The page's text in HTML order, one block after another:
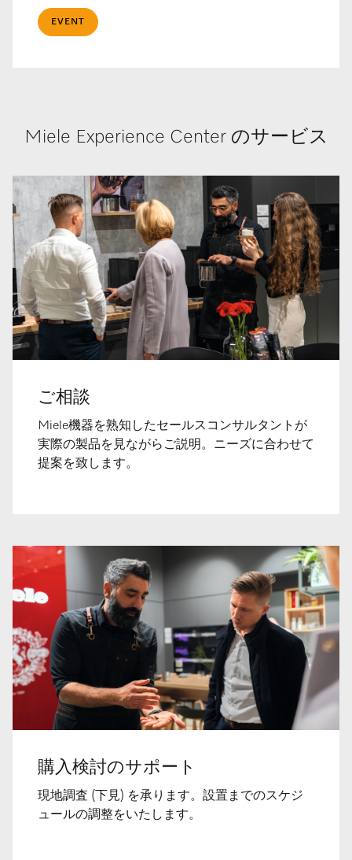
EVENT
Miele Experience Center のサービス
ご相談
Miele機器を熟知したセールスコンサルタントが
実際の製品を見ながらご説明。ニーズに合わせて
提案を致します。
購入検討のサポート
現地調査 (下見) を承ります。設置までのスケジ
ュールの調整をいたします。